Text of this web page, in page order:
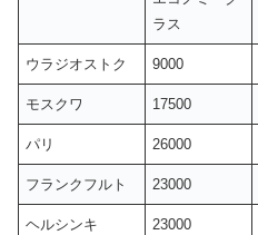
ラス
ウラジオストク 9000
モスクワ 17500
パリ 26000
フランクフルト 23000
ヘルシンキ 23000